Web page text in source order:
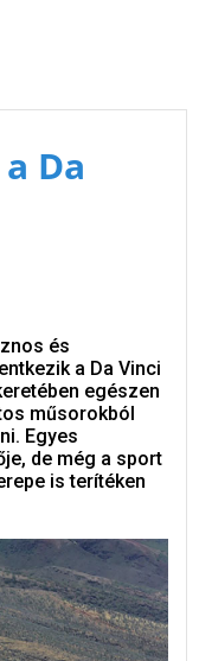
Da
és
a Da Vinci
egészen
műsorokból
Egyes
de még a sport
is terítéken